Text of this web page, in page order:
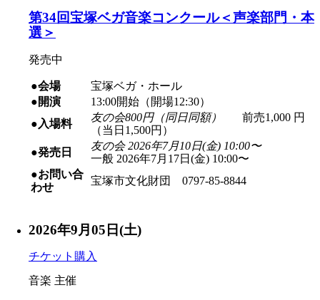
第34回宝塚ベガ音楽コンクール＜声楽部門・本
選＞
発売中
●会場
宝塚ベガ・ホール
●開演
13:00開始（開場12:30）
●入場料
友の会800円（同日同額）
前売1,000 円
（当日1,500円）
●発売日
友の会 2026年7月10日(金) 10:00〜
一般 2026年7月17日(金) 10:00〜
●お問い合
わせ
宝塚市文化財団 0797-85-8844
2026年9月05日(土)
チケット購入
音楽 主催